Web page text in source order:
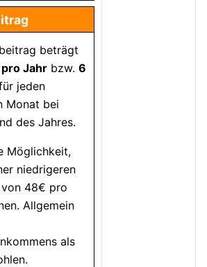
beträgt
Jahr bzw. 6
jeden
Monat bei
des Jahres.
Möglichkeit,
niedrigeren
48€ pro
Allgemein
als